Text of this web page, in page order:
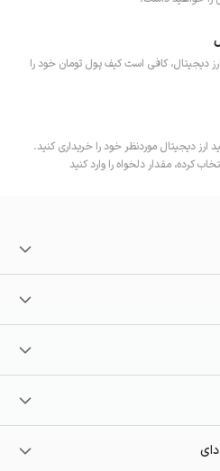
دیجیتال، کافی است کیف پول تومان خود را
ارز دیجیتال موردنظر خود را خریداری کنید.
کرده، مقدار دلخواه را وارد کنید